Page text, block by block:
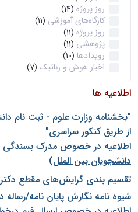
روز پروژه (14)
کارگاه‌های آموزشی (11)
روز پروژه (11)
پژوهشی (11)
رویدادها (10)
اخبار هوش و رباتیک (7)
اطلاعیه ها
"بخشنامه وزارت علوم - ثبت نام
از طريق كنكور سراسری"
اطلاعیه در خصوص مدرک بسندگی
دانشجویان بین الملل)
تقسیم بندی گرایش‌های مقطع
شيوه نامه نگارش پايان نامه/رساله